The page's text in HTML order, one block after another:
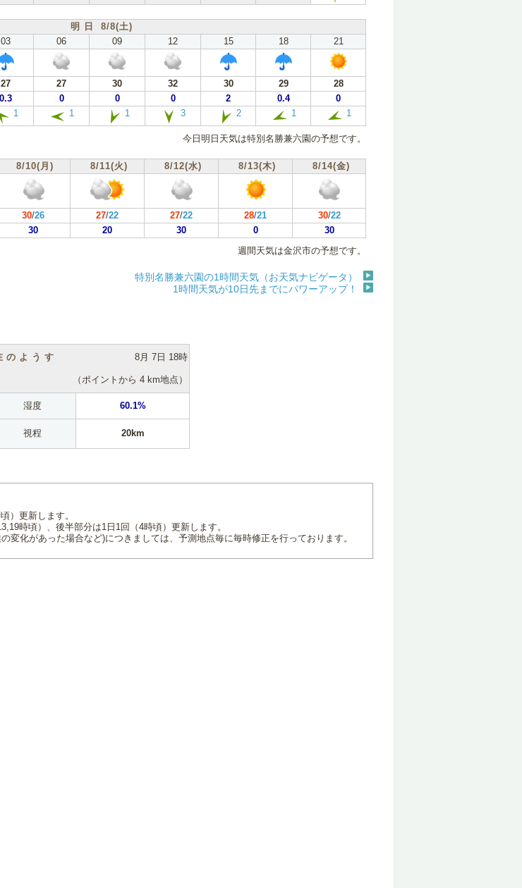
明 日 8/8(土)
03 06 09 12 15 18
21
27 27 30 32 30 29
28
0.3 0 0 0 2 0.4
0
1 1 1 3 2 1 1
今日明日天気は特別名勝兼六園の予想です。
8/10(月) 8/11(火) 8/12(水) 8/13(木) 8/14(金)
30/26 27/22 27/22 28/21 30/22
30 20 30 0
30
週間天気は金沢市の予想です。
特別名勝兼六園の1時間天気（お天気ナビゲータ）
1時間天気が10日先までにパワーアップ！
のようす 8月 7日 18時
（ポイントから 4 km地点）
湿度 60.1%
視程 20km
）更新します。
時頃）、後半部分は1日1回（4時頃）更新します。
変化があった場合など)につきましては、予測地点毎に毎時修正を行っております。